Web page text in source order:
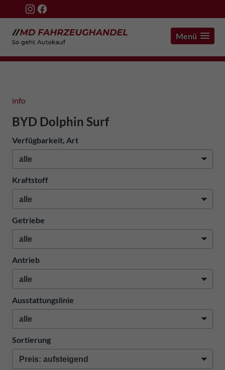
Menü
info
BYD Dolphin Surf
Verfügbarkeit, Art
Kraftstoff
Getriebe
Antrieb
Ausstattungslinie
Sortierung